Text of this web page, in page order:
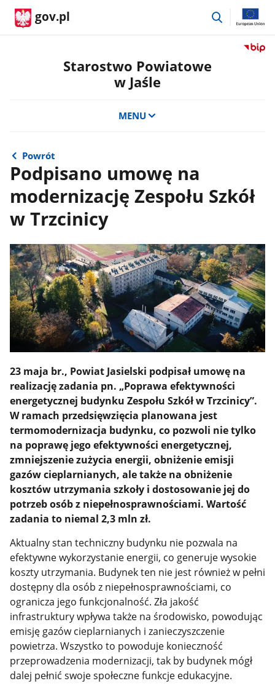
gov.pl
przejdź
Przejdź
Starostwo Powiatowe
w Jaśle
MENU
Powrót
Podpisano umowę na
modernizację Zespołu Szkół
w Trzcinicy
23 maja br., Powiat Jasielski podpisał umowę na
realizację zadania pn. „Poprawa efektywności
energetycznej budynku Zespołu Szkół w Trzcinicy”.
W ramach przedsięwzięcia planowana jest
termomodernizacja budynku, co pozwoli nie tylko
na poprawę jego efektywności energetycznej,
zmniejszenie zużycia energii, obniżenie emisji
gazów cieplarnianych, ale także na obniżenie
kosztów utrzymania szkoły i dostosowanie jej do
potrzeb osób z niepełnosprawnościami. Wartość
zadania to niemal 2,3 mln zł.
Aktualny stan techniczny budynku nie pozwala na
efektywne wykorzystanie energii, co generuje wysokie
koszty utrzymania. Budynek ten nie jest również w pełni
dostępny dla osób z niepełnosprawnościami, co
ogranicza jego funkcjonalność. Zła jakość
infrastruktury wpływa także na środowisko, powodując
emisję gazów cieplarnianych i zanieczyszczenie
powietrza. Wszystko to powoduje konieczność
przeprowadzenia modernizacji, tak by budynek mógł
dalej pełnić swoje społeczne funkcje edukacyjne.